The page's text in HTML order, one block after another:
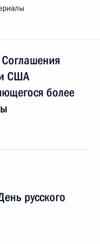
и США
более
русского